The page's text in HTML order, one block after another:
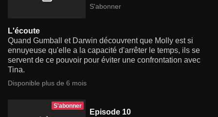
S'abonner
L'écoute
Quand Gumball et Darwin découvrent que Molly est si
ennuyeuse qu'elle a la capacité d'arrêter le temps, ils se
servent de ce pouvoir pour éviter une confrontation avec
Tina.
Disponible plus de 6 mois
S'abonner
Episode 10